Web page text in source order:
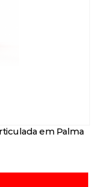
em Palma